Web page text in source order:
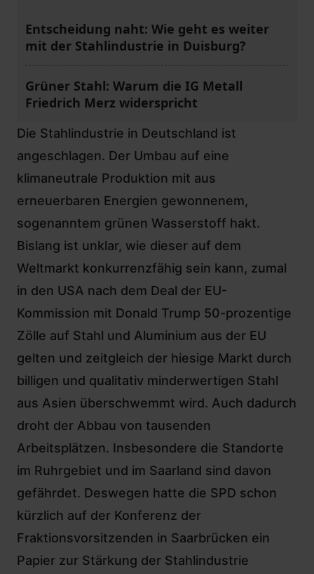
Entscheidung naht: Wie geht es weiter
mit der Stahlindustrie in Duisburg?
Grüner Stahl: Warum die IG Metall
Friedrich Merz widerspricht
Die Stahlindustrie in Deutschland ist
angeschlagen. Der Umbau auf eine
klimaneutrale Produktion mit aus
erneuerbaren Energien gewonnenem,
sogenanntem grünen Wasserstoff hakt.
Bislang ist unklar, wie dieser auf dem
Weltmarkt konkurrenzfähig sein kann, zumal
in den USA nach dem Deal der EU-
Kommission mit Donald Trump 50-prozentige
Zölle auf Stahl und Aluminium aus der EU
gelten und zeitgleich der hiesige Markt durch
billigen und qualitativ minderwertigen Stahl
aus Asien überschwemmt wird. Auch dadurch
droht der Abbau von tausenden
Arbeitsplätzen. Insbesondere die Standorte
im Ruhrgebiet und im Saarland sind davon
gefährdet. Deswegen hatte die SPD schon
kürzlich auf der Konferenz der
Fraktionsvorsitzenden in Saarbrücken ein
Papier zur Stärkung der Stahlindustrie